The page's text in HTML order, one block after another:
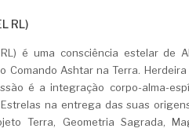
RL)
é uma consciência estelar de
Comando Ashtar na Terra.
é a integração corpo-alma-
na entrega das suas
Terra, Geometria Sagrada,